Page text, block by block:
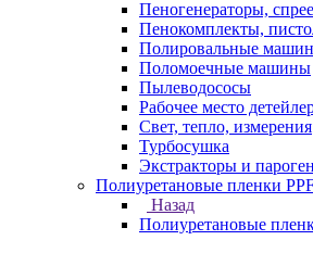
Пеногенераторы,
Пенокомплекты,
Полировальные
Поломоечные машины
Пылеводососы
Рабочее место
Свет, тепло, измерения
Турбосушка
Экстракторы и
Полиуретановые пленки
Назад
Полиуретановые